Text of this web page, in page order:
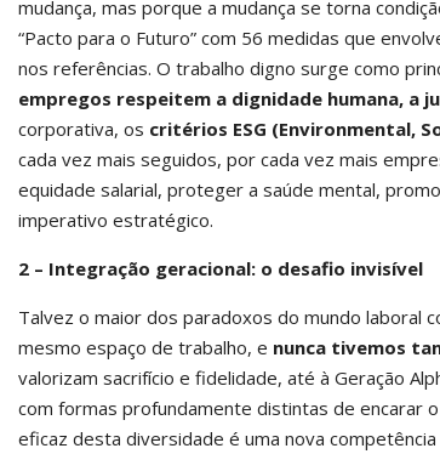
mudança, mas porque a mudança se torna
“Pacto para o Futuro” com 56 medidas que
nos referências. O trabalho digno surge como
empregos respeitem a dignidade humana, a
corporativa, os critérios ESG (Environmental,
cada vez mais seguidos, por cada vez mais
equidade salarial, proteger a saúde mental,
imperativo estratégico.
2 – Integração geracional: o desafio invisível
Talvez o maior dos paradoxos do mundo laboral
mesmo espaço de trabalho, e nunca tivemos
valorizam sacrifício e fidelidade, até à Geração
com formas profundamente distintas de encarar
eficaz desta diversidade é uma nova